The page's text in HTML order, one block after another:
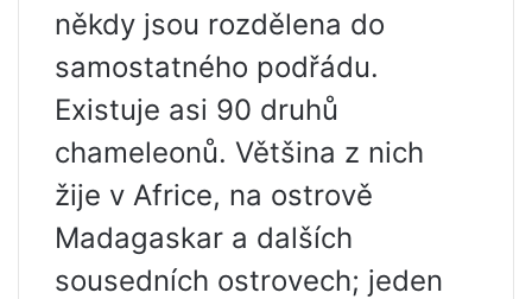
někdy jsou rozdělena do
samostatného podřádu.
Existuje asi 90 druhů
chameleonů. Většina z nich
žije v Africe, na ostrově
Madagaskar a dalších
sousedních ostrovech; jeden